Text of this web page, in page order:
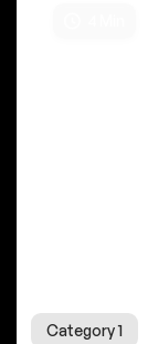
Category 1